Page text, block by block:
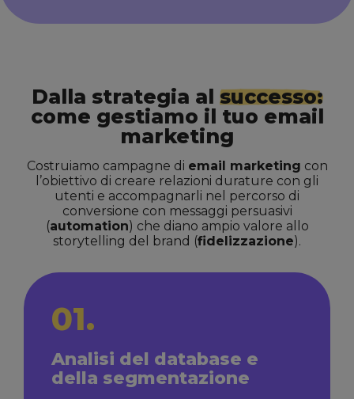
Dalla strategia al successo:
come gestiamo il tuo email
marketing
Costruiamo campagne di email marketing con
l’obiettivo di creare relazioni durature con gli
utenti e accompagnarli nel percorso di
conversione con messaggi persuasivi
(automation) che diano ampio valore allo
storytelling del brand (fidelizzazione).
01.
Analisi del database e
della segmentazione